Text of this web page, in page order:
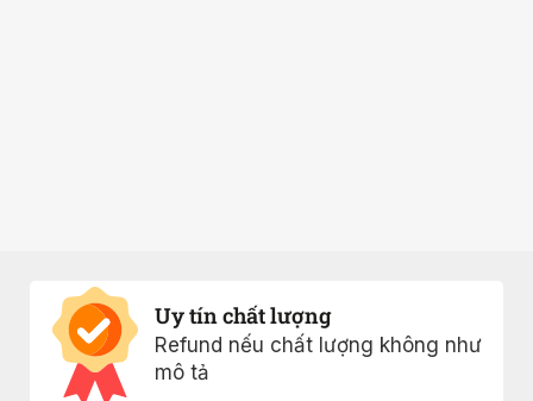
Uy tín chất lượng
Refund nếu chất lượng không như
mô tả